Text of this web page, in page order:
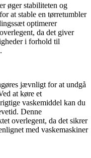
øger stabiliteten og
at stable en tørretumbler
optimerer
da det giver
i forhold til
jævnligt for at undgå
at køre et
vaskemiddel kan du
Denne
overlegent, da det sikrer
med vaskemaskiner